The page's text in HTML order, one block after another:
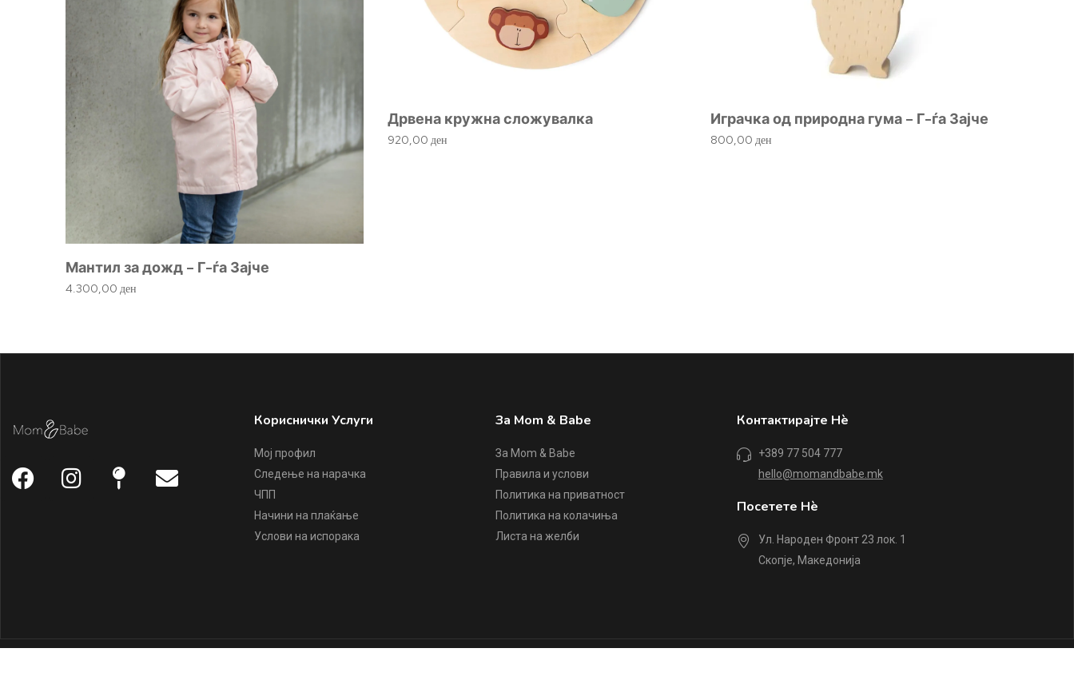
Мантил за дожд – Г-ѓа Зајче
4.300,00ден
Дрвена кружна сложувалка
920,00ден
Играчка од природна гума – Г-ѓа Зајче
800,00 ден
Кориснички Услуги
Мој профил
Следење на нарачка
ЧПП
Начини на плаќање
Услови на испорака
За Mom & Babe
За Mom & Babe
Правила и услови
Политика на приватност
Политика на колачиња
Листа на желби
Контактирајте Нè
+389 77 504 777
hello@momandbabe.mk
Посетете Нè
Ул. Народен Фронт 23 лок. 1
Скопје, Македонија